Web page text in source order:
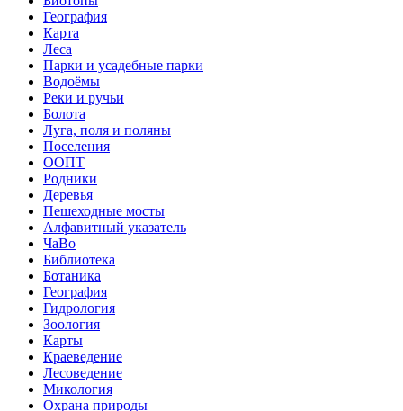
География
Карта
Леса
Парки и усадебные парки
Водоёмы
Реки и ручьи
Болота
Луга, поля и поляны
Поселения
ООПТ
Родники
Деревья
Пешеходные мосты
Алфавитный указатель
ЧаВо
Библиотека
Ботаника
География
Гидрология
Зоология
Карты
Краеведение
Лесоведение
Микология
Охрана природы